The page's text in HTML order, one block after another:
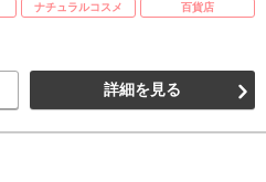
ナチュラルコスメ 百貨店
詳細を見る